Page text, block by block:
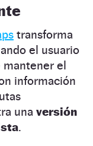
transforma
el usuario
mantener el
información
una versión
.